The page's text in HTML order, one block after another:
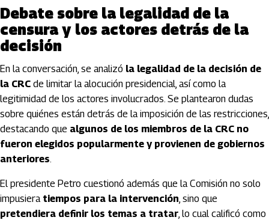
Debate sobre la legalidad de la
censura y los actores detrás de la
decisión
En la conversación, se analizó la legalidad de la decisión de
la CRC de limitar la alocución presidencial, así como la
legitimidad de los actores involucrados. Se plantearon dudas
sobre quiénes están detrás de la imposición de las restricciones,
destacando que algunos de los miembros de la CRC no
fueron elegidos popularmente y provienen de gobiernos
anteriores.
El presidente Petro cuestionó además que la Comisión no solo
impusiera tiempos para la intervención, sino que
pretendiera definir los temas a tratar, lo cual calificó como